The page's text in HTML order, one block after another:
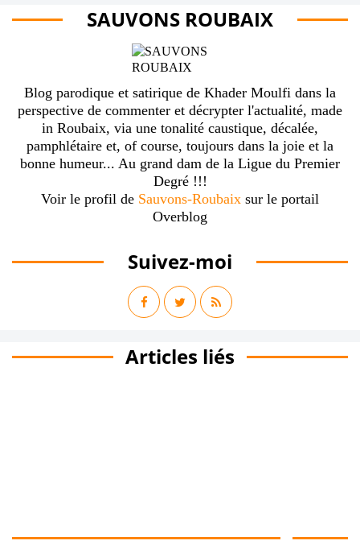
SAUVONS ROUBAIX
Blog parodique et satirique de Khader Moulfi dans la
perspective de commenter et décrypter l'actualité, made
in Roubaix, via une tonalité caustique, décalée,
pamphlétaire et, of course, toujours dans la joie et la
bonne humeur... Au grand dam de la Ligue du Premier
Degré !!!
Voir le profil de Sauvons-Roubaix sur le portail
Overblog
Suivez-moi
Articles liés